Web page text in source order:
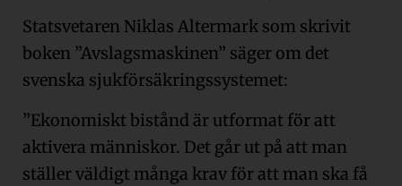
Statsvetaren Niklas Altermark som skrivit
boken ”Avslagsmaskinen” säger om det
svenska sjukförsäkringssystemet:
”Ekonomiskt bistånd är utformat för att
aktivera människor. Det går ut på att man
ställer väldigt många krav för att man ska få